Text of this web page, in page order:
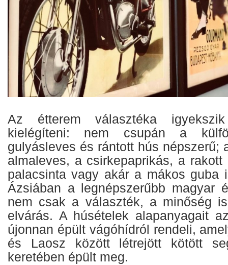
Az étterem választéka
kielégíteni: nem csupán a
gulyásleves és rántott hús népszerű;
almaleves, a csirkepaprikás, a
palacsinta vagy akár a mákos guba
Ázsiában a legnépszerűbb magyar
nem csak a választék, a minőség
elvárás. A húsételek alapanyagait
újonnan épült vágóhídról rendeli,
és Laosz között létrejött kötött
keretében épült meg.